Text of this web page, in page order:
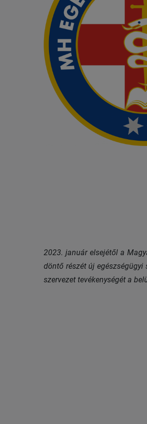
2023. január elsejétől a
döntő részét új
szervezet tevékenységét a